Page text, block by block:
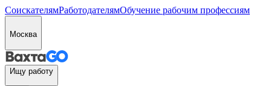
СоискателямРаботодателямОбучение рабочим профессиям
Москва
Ищу работу